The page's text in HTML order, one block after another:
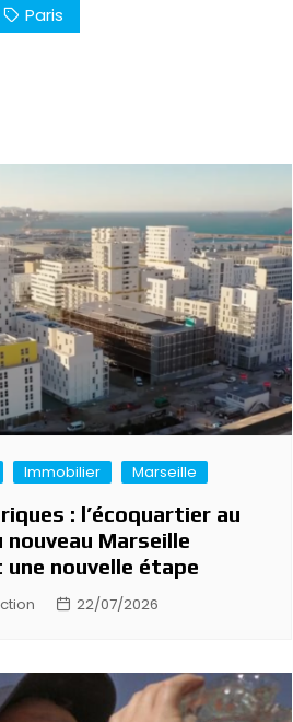
Paris
Immobilier Marseille
: l’écoquartier au
Marseille
nouvelle étape
22/07/2026